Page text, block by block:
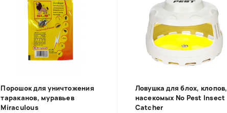
Порошок для уничтожения
тараканов, муравьев
Miraculous
Ловушка для блох, клопов,
насекомых No Pest Insect
Catcher